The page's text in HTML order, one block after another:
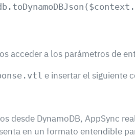
acceder a los parámetros de
e insertar el siguiente
desde DynamoDB, AppSync
en un formato entendible